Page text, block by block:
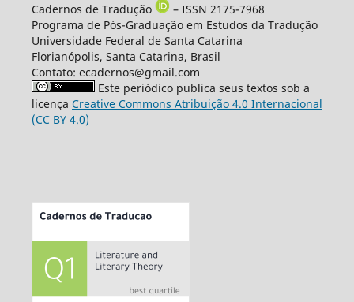
Cadernos de Tradução
– ISSN 2175-7968
Programa de Pós-Graduação em Estudos da Tradução
Universidade Federal de Santa Catarina
Florianópolis, Santa Catarina, Brasil
Contato: ecadernos@gmail.com
Este periódico publica seus textos sob a
licença Creative Commons Atribuição 4.0 Internacional
(CC BY 4.0)